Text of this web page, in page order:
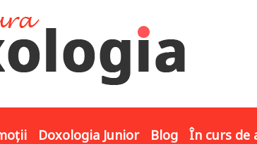
Doxologia Junior Blog În curs de